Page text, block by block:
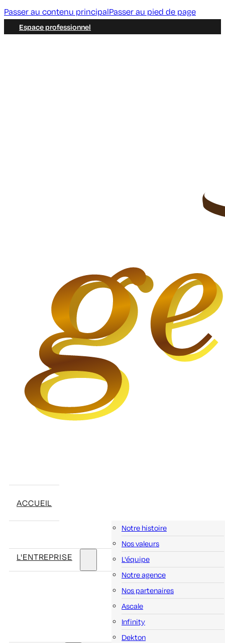
Passer au contenu principalPasser au pied de page
Espace professionnel
ACCUEIL
L'ENTREPRISE
Notre histoire
Nos valeurs
L'équipe
Notre agence
Nos partenaires
Ascale
Infinity
Dekton